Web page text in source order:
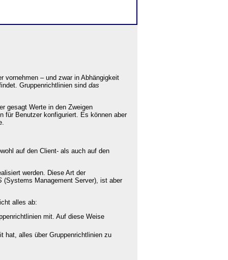
vornehmen – und zwar in Abhängigkeit
Gruppenrichtlinien sind das
gesagt Werte in den Zweigen
für Benutzer konfiguriert. Es können aber
auf den Client- als auch auf den
werden. Diese Art der
(Systems Management Server), ist aber
alles ab:
mit. Auf diese Weise
hat, alles über Gruppenrichtlinien zu